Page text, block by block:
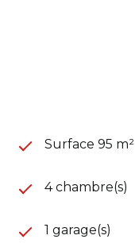
Surface 95 m²
4 chambre(s)
1 garage(s)